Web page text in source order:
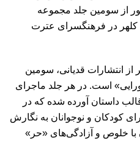
مصور از سومین جلد مجموعه
کلهر در فرهنگسرای عترت
از انتشارات قدیانی، سومین
است. در هر جلد ماجرای
داستان آورده شده که در
کودکان و نوجوانان به نگارش
با خلوص و آزادگی‌های «حر»